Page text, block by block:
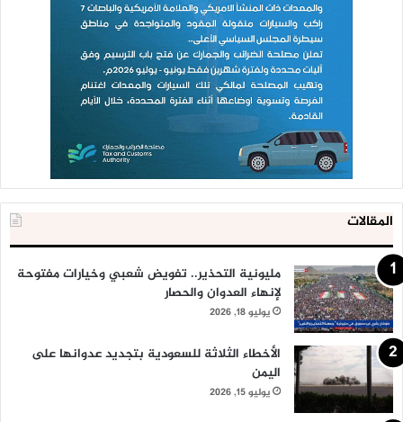
المقالات
مليونية التحذير.. تفويض شعبي وخيارات مفتوحة
لإنهاء العدوان والحصار
يوليو 18, 2026
الأخطاء الثلاثة للسعودية بتجديد عدوانها على
اليمن
يوليو 15, 2026